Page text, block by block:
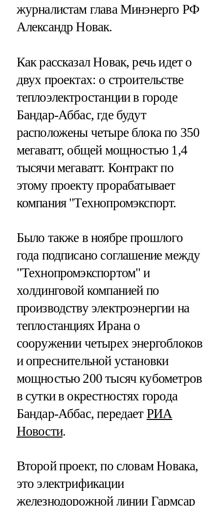
журналистам глава Минэнерго РФ
Александр Новак.
Как рассказал Новак, речь идет о
двух проектах: о строительстве
теплоэлектростанции в городе
Бандар-Аббас, где будут
расположены четыре блока по 350
мегаватт, общей мощностью 1,4
тысячи мегаватт. Контракт по
этому проекту прорабатывает
компания "Технопромэкспорт.
Было также в ноябре прошлого
года подписано соглашение между
"Технопромэкспортом" и
холдинговой компанией по
производству электроэнергии на
теплостанциях Ирана о
сооружении четырех энергоблоков
и опреснительной установки
мощностью 200 тысяч кубометров
в сутки в окрестностях города
Бандар-Аббас, передает РИА
Новости.
Второй проект, по словам Новака,
это электрификации
железнодорожной линии Гармсар